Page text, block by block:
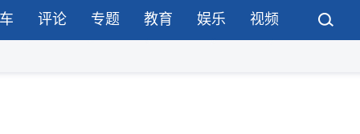
评论 专题 教育 娱乐 视频